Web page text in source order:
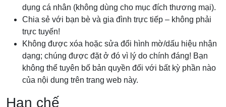
dụng cá nhân (không dùng cho mục đích thương mại).
Chia sẻ với bạn bè và gia đình trực tiếp – không phải
trực tuyến!
Không được xóa hoặc sửa đổi hình mờ/dấu hiệu nhận
dạng; chúng được đặt ở đó vì lý do chính đáng! Bạn
không thể tuyên bố bản quyền đối với bất kỳ phần nào
của nội dung trên trang web này.
Hạn chế